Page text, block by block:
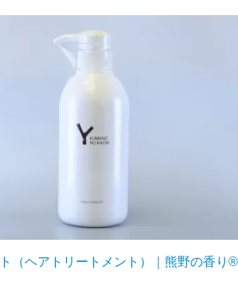
（ヘアトリートメント）｜熊野の香り®